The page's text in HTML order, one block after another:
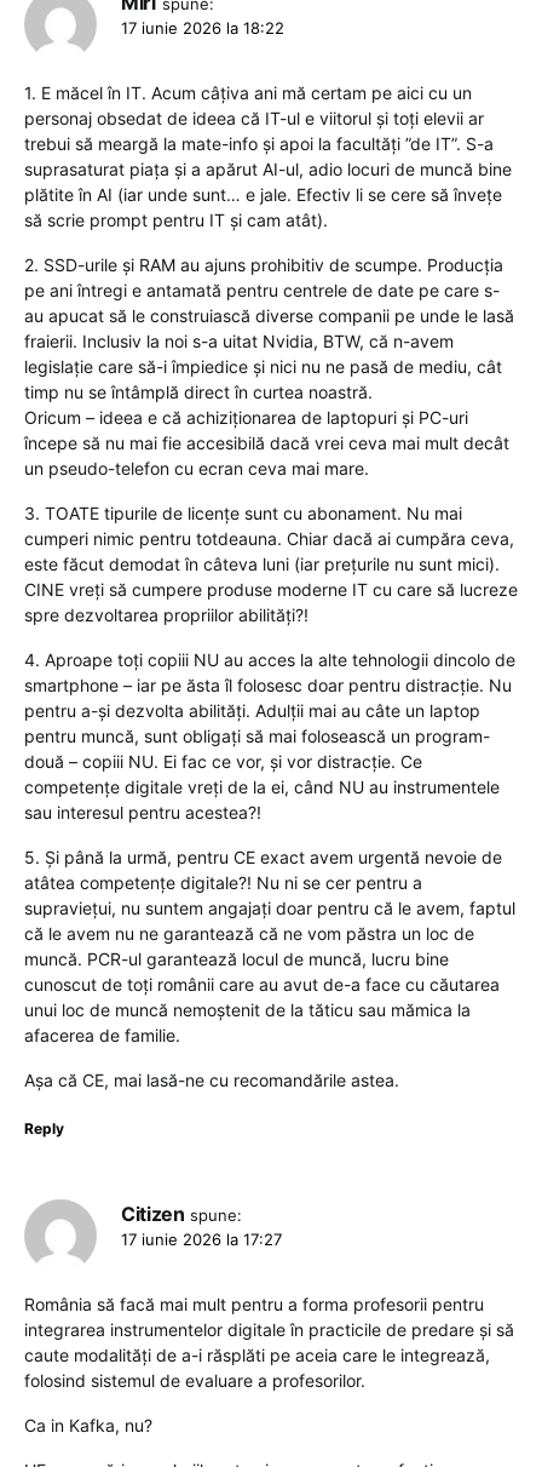
17 iunie 2026 la 18:22
1. E măcel în IT. Acum câțiva ani mă certam pe aici cu un
personaj obsedat de ideea că IT-ul e viitorul și toți elevii ar
trebui să meargă la mate-info și apoi la facultăți ”de IT”. S-a
suprasaturat piața și a apărut AI-ul, adio locuri de muncă bine
plătite în AI (iar unde sunt… e jale. Efectiv li se cere să învețe
să scrie prompt pentru IT și cam atât).
2. SSD-urile și RAM au ajuns prohibitiv de scumpe. Producția
pe ani întregi e antamată pentru centrele de date pe care s-
au apucat să le construiască diverse companii pe unde le lasă
fraierii. Inclusiv la noi s-a uitat Nvidia, BTW, că n-avem
legislație care să-i împiedice și nici nu ne pasă de mediu, cât
timp nu se întâmplă direct în curtea noastră.
Oricum – ideea e că achiziționarea de laptopuri și PC-uri
începe să nu mai fie accesibilă dacă vrei ceva mai mult decât
un pseudo-telefon cu ecran ceva mai mare.
3. TOATE tipurile de licențe sunt cu abonament. Nu mai
cumperi nimic pentru totdeauna. Chiar dacă ai cumpăra ceva,
este făcut demodat în câteva luni (iar prețurile nu sunt mici).
CINE vreți să cumpere produse moderne IT cu care să lucreze
spre dezvoltarea propriilor abilități?!
4. Aproape toți copiii NU au acces la alte tehnologii dincolo de
smartphone – iar pe ăsta îl folosesc doar pentru distracție. Nu
pentru a-și dezvolta abilități. Adulții mai au câte un laptop
pentru muncă, sunt obligați să mai folosească un program-
două – copiii NU. Ei fac ce vor, și vor distracție. Ce
competențe digitale vreți de la ei, când NU au instrumentele
sau interesul pentru acestea?!
5. Și până la urmă, pentru CE exact avem urgentă nevoie de
atâtea competențe digitale?! Nu ni se cer pentru a
supraviețui, nu suntem angajați doar pentru că le avem, faptul
că le avem nu ne garantează că ne vom păstra un loc de
muncă. PCR-ul garantează locul de muncă, lucru bine
cunoscut de toți românii care au avut de-a face cu căutarea
unui loc de muncă nemoștenit de la tăticu sau mămica la
afacerea de familie.
Așa că CE, mai lasă-ne cu recomandările astea.
Reply
Citizen spune:
17 iunie 2026 la 17:27
România să facă mai mult pentru a forma profesorii pentru
integrarea instrumentelor digitale în practicile de predare și să
caute modalități de a-i răsplăti pe aceia care le integrează,
folosind sistemul de evaluare a profesorilor.
Ca in Kafka, nu?